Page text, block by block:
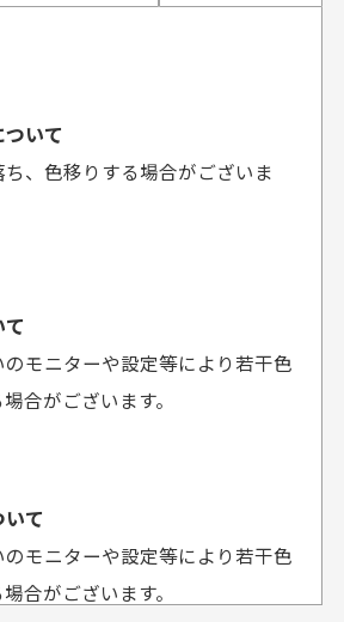
丁寧
商品
。気
願い
来ました。またお願いし
ト
購
も使
おります
欲しかったスカートが購
ご指定頂けます。
下さい。
、ゆうパックでの配送のみとさせて
れくらいで発送してもらえます
のご注文で最短当日発送させて頂いて
す。
いて
、色移りする場合がございま
モニターや設定等により若干色
合がございます。
て
モニターや設定等により若干色
合がございます。